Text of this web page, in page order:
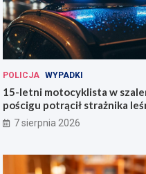
POLICJA WYPADKI
15-letni motocyklista w
pościgu potrącił strażnika
Lwówku Śląskim
7 sierpnia 2026